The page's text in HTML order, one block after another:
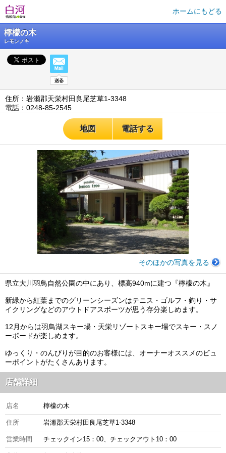
ホームにもどる
檸檬の木
レモンノキ
住所：岩瀬郡天栄村田良尾芝草1-3348
電話：0248-85-2545
地図 電話する
そのほかの写真を見る
県立大川羽鳥自然公園の中にあり、標高940mに建つ『檸檬の木』
新緑から紅葉までのグリーンシーズンはテニス・ゴルフ・釣り・サ
イクリングなどのアウトドアスポーツが思う存分楽しめます。
12月からは羽鳥湖スキー場・天栄リゾートスキー場でスキー・スノ
ーボードが楽しめます。
ゆっくり・のんびりが目的のお客様には、オーナーオススメのビュ
ーポイントがたくさんあります。
店舗詳細
店名 檸檬の木
住所 岩瀬郡天栄村田良尾芝草1-3348
営業時間 チェックイン15：00、チェックアウト10：00